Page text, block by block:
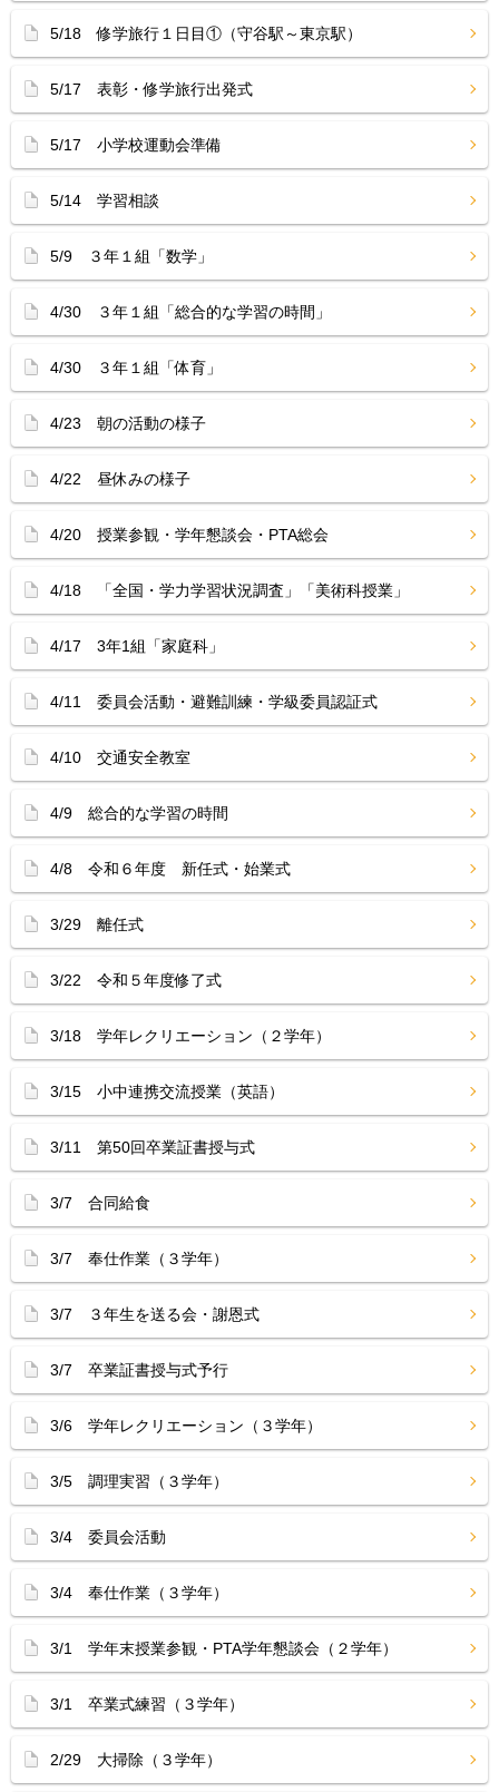
5/18 修学旅行１日目①（守谷駅～東京駅）
5/17 表彰・修学旅行出発式
5/17 小学校運動会準備
5/14 学習相談
5/9 ３年１組「数学」
4/30 ３年１組「総合的な学習の時間」
4/30 ３年１組「体育」
4/23 朝の活動の様子
4/22 昼休みの様子
4/20 授業参観・学年懇談会・PTA総会
4/18 「全国・学力学習状況調査」「美術科授業」
4/17 3年1組「家庭科」
4/11 委員会活動・避難訓練・学級委員認証式
4/10 交通安全教室
4/9 総合的な学習の時間
4/8 令和６年度 新任式・始業式
3/29 離任式
3/22 令和５年度修了式
3/18 学年レクリエーション（２学年）
3/15 小中連携交流授業（英語）
3/11 第50回卒業証書授与式
3/7 合同給食
3/7 奉仕作業（３学年）
3/7 ３年生を送る会・謝恩式
3/7 卒業証書授与式予行
3/6 学年レクリエーション（３学年）
3/5 調理実習（３学年）
3/4 委員会活動
3/4 奉仕作業（３学年）
3/1 学年末授業参観・PTA学年懇談会（２学年）
3/1 卒業式練習（３学年）
2/29 大掃除（３学年）